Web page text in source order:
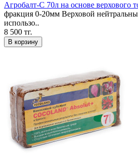
Агробалт-С 70л на основе верхового
фракция 0-20мм Верховой
использо..
8 500 тг.
В корзину